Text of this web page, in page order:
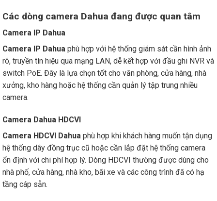
Các dòng camera Dahua đang được quan tâm
Camera IP Dahua
Camera IP Dahua phù hợp với hệ thống giám sát cần hình ảnh
rõ, truyền tín hiệu qua mạng LAN, dễ kết hợp với đầu ghi NVR và
switch PoE. Đây là lựa chọn tốt cho văn phòng, cửa hàng, nhà
xưởng, kho hàng hoặc hệ thống cần quản lý tập trung nhiều
camera.
Camera Dahua HDCVI
Camera HDCVI Dahua phù hợp khi khách hàng muốn tận dụng
hệ thống dây đồng trục cũ hoặc cần lắp đặt hệ thống camera
ổn định với chi phí hợp lý. Dòng HDCVI thường được dùng cho
nhà phố, cửa hàng, nhà kho, bãi xe và các công trình đã có hạ
tầng cáp sẵn.